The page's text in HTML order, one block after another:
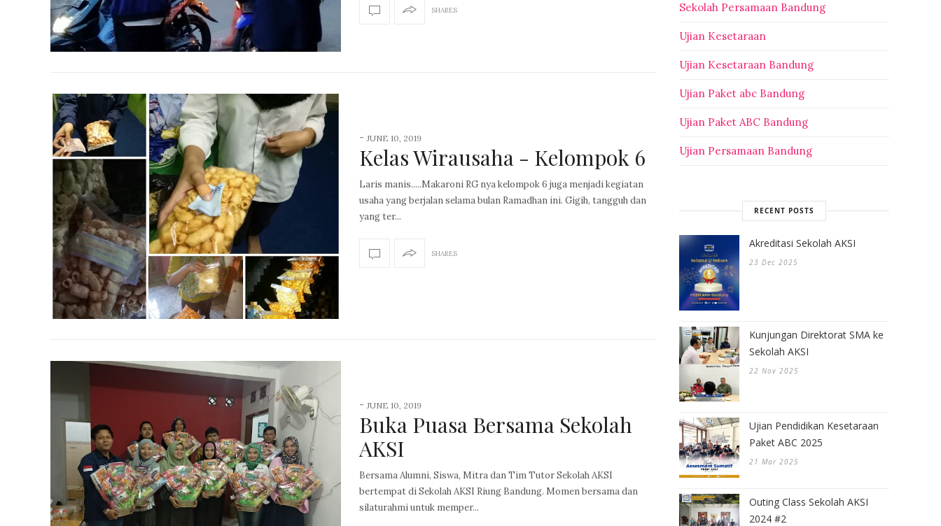
SHARES
-JUNE 10, 2019
Kelas Wirausaha - Kelompok 6
Laris manis.....Makaroni RG nya kelompok 6 juga menjadi kegiatan
usaha yang berjalan selama bulan Ramadhan ini. Gigih, tangguh dan
yang ter...
SHARES
-JUNE 10, 2019
Buka Puasa Bersama Sekolah
AKSI
Bersama Alumni, Siswa, Mitra dan Tim Tutor Sekolah AKSI
bertempat di Sekolah AKSI Riung Bandung. Momen bersama dan
silaturahmi untuk memper...
Sekolah Persamaan Bandung
Ujian Kesetaraan
Ujian Kesetaraan Bandung
Ujian Paket abc Bandung
Ujian Paket ABC Bandung
Ujian Persamaan Bandung
RECENT POSTS
Akreditasi Sekolah AKSI
23 Dec 2025
Kunjungan Direktorat SMA ke
Sekolah AKSI
22 Nov 2025
Ujian Pendidikan Kesetaraan
Paket ABC 2025
21 Mar 2025
Outing Class Sekolah AKSI
2024 #2